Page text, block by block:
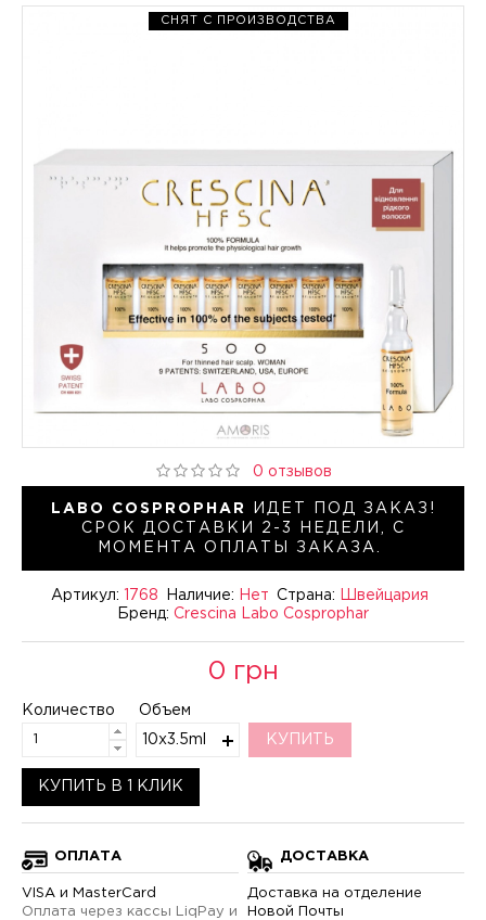
СНЯТ С ПРОИЗВОДСТВА
LABO COSPROPHAR
ИДЕТ ПОД ЗАКАЗ!
СРОК ДОСТАВКИ 2-3 НЕДЕЛИ, С
МОМЕНТА ОПЛАТЫ ЗАКАЗА.
Артикул: 1768 Наличие: Нет Страна:
Швейцария
Бренд: Crescina Labo Cosprophar
0 отзывов
0 грн
Количество Объем
10х3.5ml КУПИТЬ
КУПИТЬ В 1 КЛИК
ОПЛАТА
VISA и MasterCard
Оплата через кассы LiqPay и
ДОСТАВКА
Доставка на отделение
Новой Почты